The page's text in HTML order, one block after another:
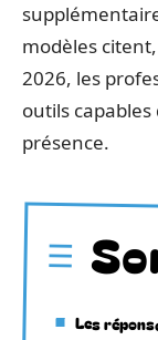
modèles
2026, les
outils capables
présence.
Les